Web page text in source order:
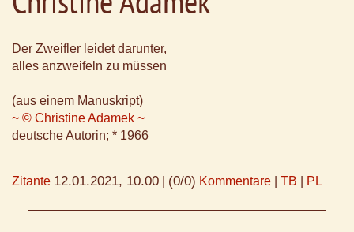
Der Zweifler leidet darunter,
alles anzweifeln zu müssen
(aus einem Manuskript)
~ © Christine Adamek ~
deutsche Autorin; * 1966
Zitante 12.01.2021, 10.00 (0/0) Kommentare TB PL